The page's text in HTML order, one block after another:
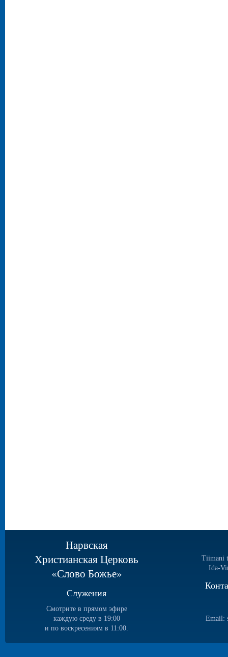
Нарвская
Христианская Церковь
«Слово Божье»
Служения
Смотрите в прямом эфире
каждую среду в 19:00
и по воскресениям в 11:00.
Tiimani
Ida-
Email: